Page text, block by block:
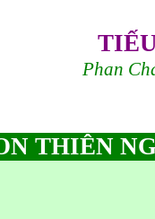
Phan
THIÊN